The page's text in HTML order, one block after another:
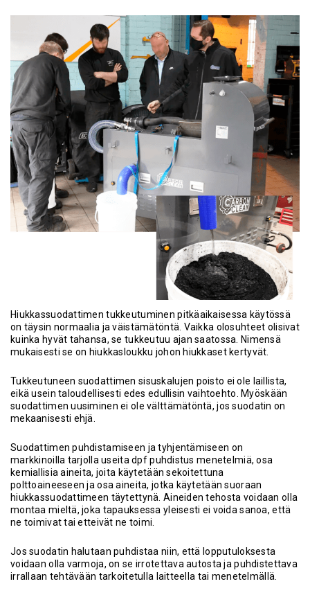
Hiukkassuodattimen tukkeutuminen pitkäaikaisessa käytössä
on täysin normaalia ja väistämätöntä. Vaikka olosuhteet olisivat
kuinka hyvät tahansa, se tukkeutuu ajan saatossa. Nimensä
mukaisesti se on hiukkasloukku johon hiukkaset kertyvät.
Tukkeutuneen suodattimen sisuskalujen poisto ei ole laillista,
eikä usein taloudellisesti edes edullisin vaihtoehto. Myöskään
suodattimen uusiminen ei ole välttämätöntä, jos suodatin on
mekaanisesti ehjä.
Suodattimen puhdistamiseen ja tyhjentämiseen on
markkinoilla tarjolla useita dpf puhdistus menetelmiä, osa
kemiallisia aineita, joita käytetään sekoitettuna
polttoaineeseen ja osa aineita, jotka käytetään suoraan
hiukkassuodattimeen täytettynä. Aineiden tehosta voidaan olla
montaa mieltä, joka tapauksessa yleisesti ei voida sanoa, että
ne toimivat tai etteivät ne toimi.
Jos suodatin halutaan puhdistaa niin, että lopputuloksesta
voidaan olla varmoja, on se irrotettava autosta ja puhdistettava
irrallaan tehtävään tarkoitetulla laitteella tai menetelmällä.